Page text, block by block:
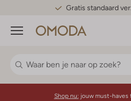
Gratis standaard
Menu
Shop nu: jouw must-haves